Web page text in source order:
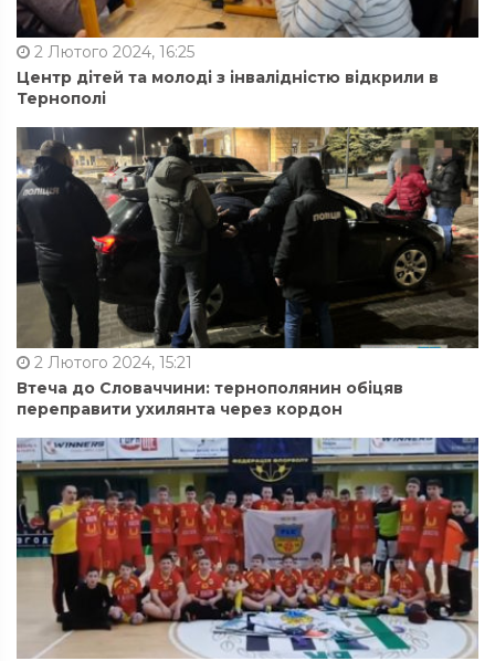
2 Лютого 2024, 16:25
Центр дітей та молоді з інвалідністю відкрили в
Тернополі
2 Лютого 2024, 15:21
Втеча до Словаччини: тернополянин обіцяв
переправити ухилянта через кордон